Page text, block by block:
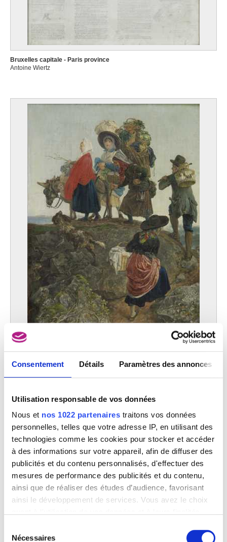
Consentement Détails Paramètres des annonces
Utilisation responsable de vos données
Nous et nos 1022 partenaires traitons vos données
personnelles, telles que votre adresse IP, en utilisant des
technologies comme les cookies pour stocker et accéder
à des informations sur votre appareil, afin de diffuser des
publicités et du contenu personnalisés, d'effectuer des
mesures de performance des publicités et du contenu,
ainsi que de réaliser des études d’audience, favorisant
ainsi le développement de services. Vous avez le choix
tout moment en consultant la Déclaration relative aux
Nécessaires
Bruxelles capitale - Paris province
Antoine Wiertz
De botteressen
De la chair à canon